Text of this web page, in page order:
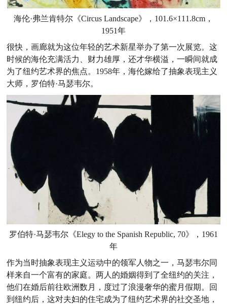
海伦·弗兰肯特尔《Circus Landscape》，101.6×111.8cm，
1951年
很快，画廊就为这位年轻的艺术新星举办了第一次展览。这
时候的海伦充满活力、财力雄厚，还才华横溢，一瞬间就成
为了纽约艺术界的焦点。1958年，海伦嫁给了抽象表现主义
大师，罗伯特·马瑟韦尔。
罗伯特·马瑟韦尔《Elegy to the Spanish Republic, 70》，1961
年
作为当时抽象表现主义运动中的领军人物之一，马瑟韦尔同
样来自一个富有的家庭。两人的婚姻得到了全纽约的关注，
他们在婚后前往欧洲数月，度过了浪漫奢华的蜜月假期。回
到纽约后，这对夫妇的住宅成为了纽约艺术界的社交圣地，